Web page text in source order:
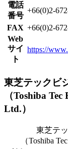
電話
番号
+66(0)2-
FAX +66(0)2-
Web
サイ
ト
https://
東芝テックビ
（Toshiba
Ltd.）
東芝テ
（Toshiba